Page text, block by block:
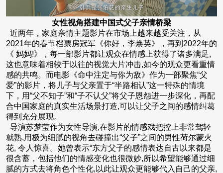
女性视角搭建中国式父子亲情桥梁
近两年，家庭亲情主题影片在市场上越来越受关注，从
2021年的春节档票房冠军《你好，李焕英》，再到2022年的
《 妈妈!》，每一部影片都让观众在情感上获得了诸多满足,
这也意味着相较于以往的视觉大片冲击,如今的观众更看重情
感的共鸣。而电影《命中注定与你为敌》作为一部聚焦“父
爱”的影片，将儿子与父亲置于“半路相认”这一特殊的情境
下，用“父不知子”和“子不认父”将父子恩怨进一步深化，再配
合中国家庭的真实生活场景打造,可以让父子之间的感情纠葛
得到充分展现。
导演苏梦莹作为女性导演,在影片的情感戏把控上非常驾轻
就熟,用极为细腻的视角去碰撞出“父子”之间的男性荷尔蒙火
花, 令人惊喜。她曾表示“东方父子的感情表达自古以来都是
很含蓄，包括他们的情感变化也很微妙,所以希望能够通过细
腻的方式去将角色个性化,以此让观众更能够代入自己的父亲,